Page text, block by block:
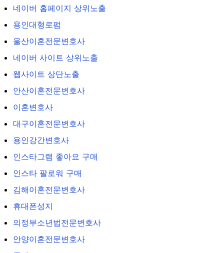
네이버 홈페이지 상위노출
용인대형로펌
울산이혼전문변호사
네이버 사이트 상위노출
웹사이트 상단노출
안산이혼전문변호사
이혼변호사
대구이혼전문변호사
용인강간변호사
인스타그램 좋아요 구매
인스타 팔로워 구매
김해이혼전문변호사
휴대폰성지
의정부소년법전문변호사
안양이혼전문변호사